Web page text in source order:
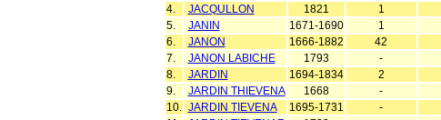
4.
JACQULLON 1821 1
5.
JANIN 1671-1690 1
6.
JANON 1666-1882 42
7.
JANON LABICHE 1793 -
8.
JARDIN 1694-1834 2
9.
JARDIN THIEVENA 1668 -
10.
JARDIN TIEVENA 1695-1731 -